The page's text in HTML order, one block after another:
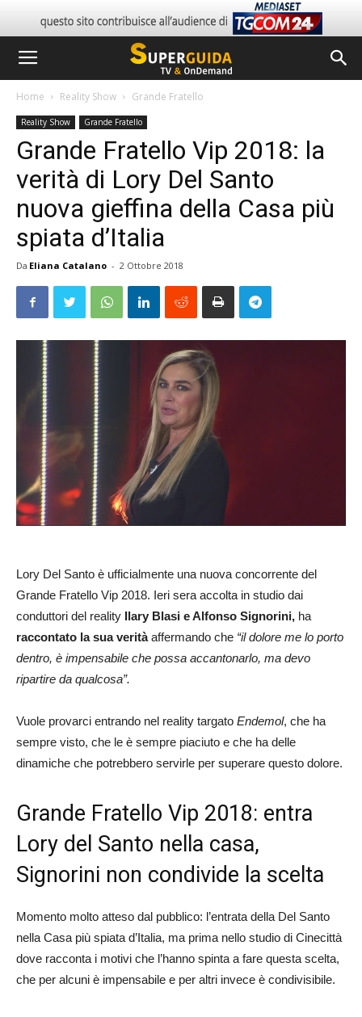
Home Reality Show Grande Fratello
Reality Show Grande Fratello
Grande Fratello Vip 2018: la
verità di Lory Del Santo
nuova gieffina della Casa più
spiata d’Italia
Da Eliana Catalano - 2 Ottobre 2018
Lory Del Santo è ufficialmente una nuova concorrente del
Grande Fratello Vip 2018. Ieri sera accolta in studio dai
conduttori del reality Ilary Blasi e Alfonso Signorini, ha
raccontato la sua veritàaffermando che “il dolore me lo porto
dentro, è impensabile che possa accantonarlo, ma devo
ripartire da qualcosa”.
Vuole provarci entrando nel reality targato Endemol, che ha
sempre visto, che le è sempre piaciuto e che ha delle
dinamiche che potrebbero servirle per superare questo dolore.
Grande Fratello Vip 2018: entra
Lory del Santo nella casa,
Signorini non condivide la scelta
Momento molto atteso dal pubblico: l’entrata della Del Santo
nella Casa più spiata d’Italia, ma prima nello studio di Cinecittà
dove racconta i motivi che l’hanno spinta a fare questa scelta,
che per alcuni è impensabile e per altri invece è condivisibile.